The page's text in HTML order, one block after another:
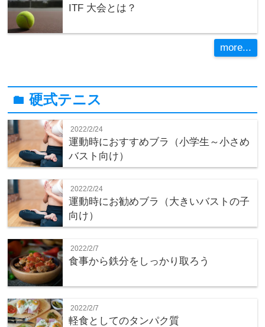
ITF 大会とは？
more...
folder硬式テニス
2022/2/24
運動時におすすめブラ（小学生～小さめ
バスト向け）
2022/2/24
運動時にお勧めブラ（大きいバストの子
向け）
2022/2/7
食事から鉄分をしっかり取ろう
2022/2/7
軽食としてのタンパク質